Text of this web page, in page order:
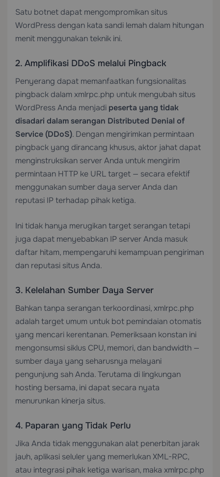
Satu botnet dapat mengompromikan situs
WordPress dengan kata sandi lemah dalam hitungan
menit menggunakan teknik ini.
2. Amplifikasi DDoS melalui Pingback
Penyerang dapat memanfaatkan fungsionalitas
pingback dalam xmlrpc.php untuk mengubah situs
WordPress Anda menjadi peserta yang tidak
disadari dalam serangan Distributed Denial of
Service (DDoS). Dengan mengirimkan permintaan
pingback yang dirancang khusus, aktor jahat dapat
menginstruksikan server Anda untuk mengirim
permintaan HTTP ke URL target — secara efektif
menggunakan sumber daya server Anda dan
reputasi IP terhadap pihak ketiga.
Ini tidak hanya merugikan target serangan tetapi
juga dapat menyebabkan IP server Anda masuk
daftar hitam, mempengaruhi kemampuan pengiriman
dan reputasi situs Anda.
3. Kelelahan Sumber Daya Server
Bahkan tanpa serangan terkoordinasi, xmlrpc.php
adalah target umum untuk bot pemindaian otomatis
yang mencari kerentanan. Pemeriksaan konstan ini
mengonsumsi siklus CPU, memori, dan bandwidth —
sumber daya yang seharusnya melayani
pengunjung sah Anda. Terutama di lingkungan
hosting bersama, ini dapat secara nyata
menurunkan kinerja situs.
4. Paparan yang Tidak Perlu
Jika Anda tidak menggunakan alat penerbitan jarak
jauh, aplikasi seluler yang memerlukan XML-RPC,
atau integrasi pihak ketiga warisan, maka xmlrpc.php